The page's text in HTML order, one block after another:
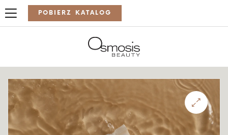
POBIERZ KATALOG